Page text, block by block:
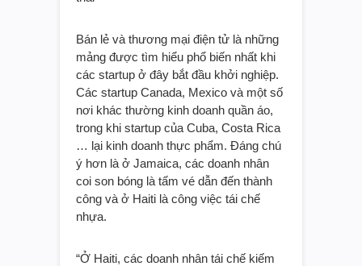
Bán lẻ và thương mại điện tử là những
mảng được tìm hiểu phổ biến nhất khi
các startup ở đây bắt đầu khởi nghiệp.
Các startup Canada, Mexico và một số
nơi khác thường kinh doanh quần áo,
trong khi startup của Cuba, Costa Rica
… lại kinh doanh thực phẩm. Đáng chú
ý hơn là ở Jamaica, các doanh nhân
coi son bóng là tấm vé dẫn đến thành
công và ở Haiti là công việc tái chế
nhựa.
“Ở Haiti, các doanh nhân tái chế kiếm